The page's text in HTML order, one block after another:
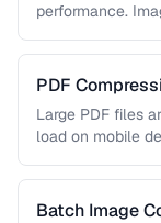
performance.
PDF
Sacrificing
Large PDF files
load on mobile
Batch Image